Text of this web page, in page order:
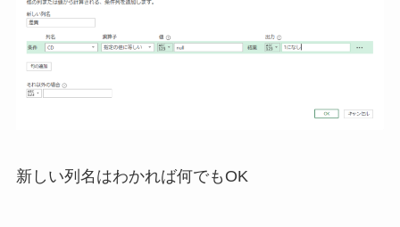
新しい列名はわかれば何でもOK